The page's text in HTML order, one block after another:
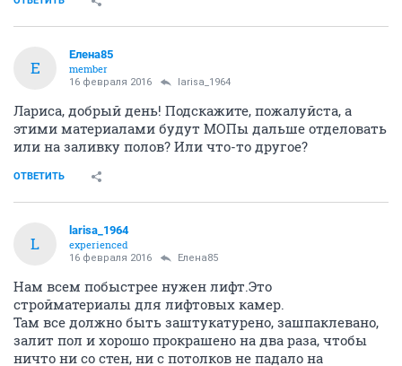
Е
Елена85
member
16 февраля 2016 larisa_1964
Лариса, добрый день! Подскажите, пожалуйста, а
этими материалами будут МОПы дальше отделовать
или на заливку полов? Или что-то другое?
ОТВЕТИТЬ
L
larisa_1964
experienced
16 февраля 2016 Елена85
Нам всем побыстрее нужен лифт.Это
стройматериалы для лифтовых камер.
Там все должно быть заштукатурено, зашпаклевано,
залит пол и хорошо прокрашено на два раза, чтобы
ничто ни со стен, ни с потолков не падало на